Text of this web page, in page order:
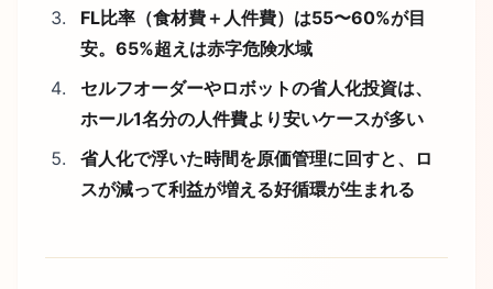
FL比率（食材費＋人件費）は55〜60%が目
安。65%超えは赤字危険水域
セルフオーダーやロボットの省人化投資は、
ホール1名分の人件費より安いケースが多い
省人化で浮いた時間を原価管理に回すと、ロ
スが減って利益が増える好循環が生まれる